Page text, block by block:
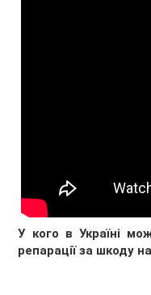
У кого в Україні
репарації за шкоду